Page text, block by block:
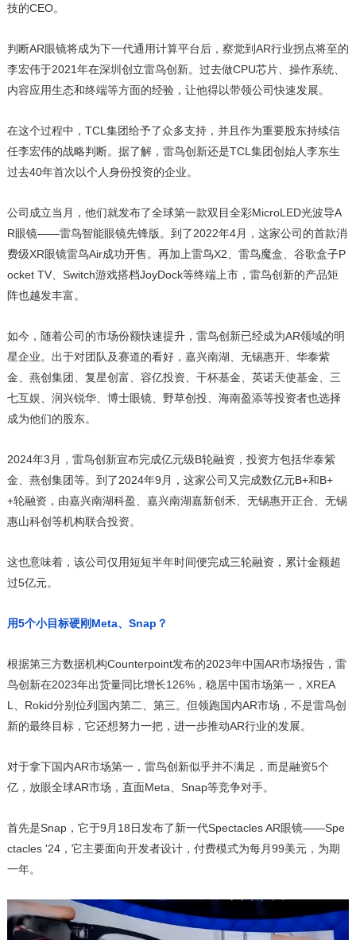
技的CEO。
判断AR眼镜将成为下一代通用计算平台后，察觉到AR行业拐点将至的
李宏伟于2021年在深圳创立雷鸟创新。过去做CPU芯片、操作系统、
内容应用生态和终端等方面的经验，让他得以带领公司快速发展。
在这个过程中，TCL集团给予了众多支持，并且作为重要股东持续信
任李宏伟的战略判断。据了解，雷鸟创新还是TCL集团创始人李东生
过去40年首次以个人身份投资的企业。
公司成立当月，他们就发布了全球第一款双目全彩MicroLED光波导A
R眼镜——雷鸟智能眼镜先锋版。到了2022年4月，这家公司的首款消
费级XR眼镜雷鸟Air成功开售。再加上雷鸟X2、雷鸟魔盒、谷歌盒子P
ocket TV、Switch游戏搭档JoyDock等终端上市，雷鸟创新的产品矩
阵也越发丰富。
如今，随着公司的市场份额快速提升，雷鸟创新已经成为AR领域的明
星企业。出于对团队及赛道的看好，嘉兴南湖、无锡惠开、华泰紫
金、燕创集团、复星创富、容亿投资、干杯基金、英诺天使基金、三
七互娱、润兴锐华、博士眼镜、野草创投、海南盈添等投资者也选择
成为他们的股东。
2024年3月，雷鸟创新宣布完成亿元级B轮融资，投资方包括华泰紫
金、燕创集团等。到了2024年9月，这家公司又完成数亿元B+和B+
+轮融资，由嘉兴南湖科盈、嘉兴南湖嘉新创禾、无锡惠开正合、无锡
惠山科创等机构联合投资。
这也意味着，该公司仅用短短半年时间便完成三轮融资，累计金额超
过5亿元。
用5个小目标硬刚Meta、Snap？
根据第三方数据机构Counterpoint发布的2023年中国AR市场报告，雷
鸟创新在2023年出货量同比增长126%，稳居中国市场第一，XREA
L、Rokid分别位列国内第二、第三。但领跑国内AR市场，不是雷鸟创
新的最终目标，它还想努力一把，进一步推动AR行业的发展。
对于拿下国内AR市场第一，雷鸟创新似乎并不满足，而是融资5个
亿，放眼全球AR市场，直面Meta、Snap等竞争对手。
首先是Snap，它于9月18日发布了新一代Spectacles AR眼镜——Spe
ctacles '24，它主要面向开发者设计，付费模式为每月99美元，为期
一年。